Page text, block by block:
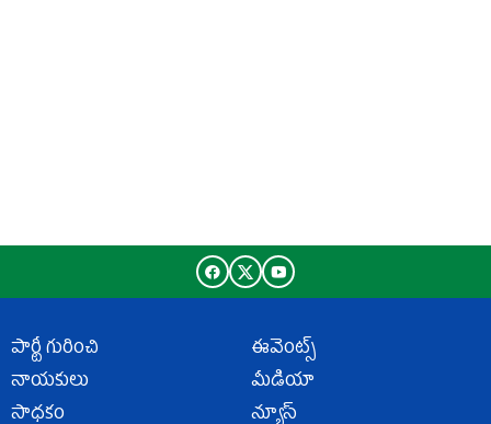
పార్టీ గురించి
నాయకులు
సాధకం
ఈవెంట్స్
మీడియా
న్యూస్